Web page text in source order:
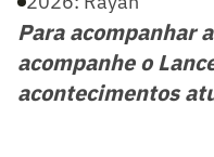
Para acompanhar
acompanhe o
acontecimentos